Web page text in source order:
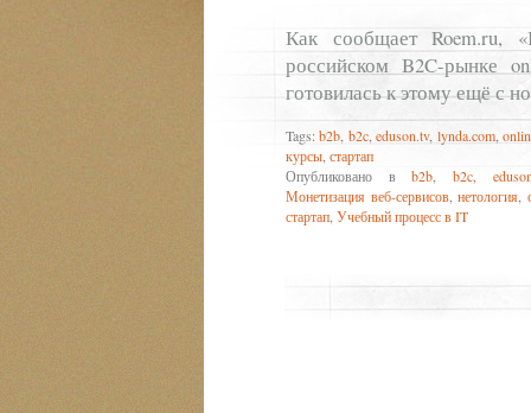
Как сообщает Roem.ru,
российском B2C-рынке
готовилась к этому ещё с
Tags:b2b b2c,eduson.tv, lynda.com,
курсы стартап
Опубликовано вb2b ,b2c
Монетизация веб-сервисов,нетология ,
стартап Учебный процесс в IT